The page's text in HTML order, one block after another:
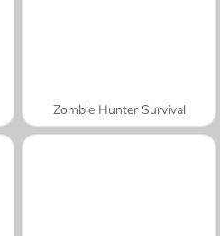
Zombie Hunter Survival